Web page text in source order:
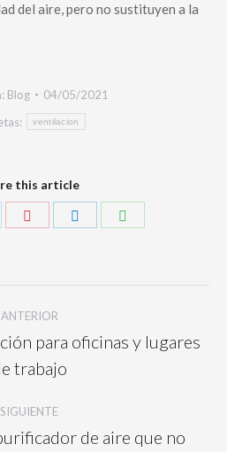
del aire, pero no sustituyen a la
Blog
04/05/2021
ventilacion
this article
ANTERIOR
para oficinas y lugares
trabajo
SIGUIENTE
de aire que no